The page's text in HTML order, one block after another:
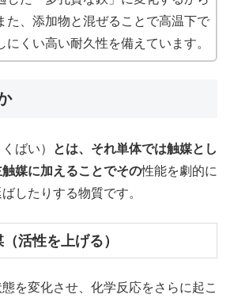
た、添加物と混ぜることで高温下で
にくい高い耐久性を備えています。
ばい）
とは、それ単体では触媒とし
媒に加えることでその性能を劇的に
したりする物質です。
活性を上げる）
を変化させ、化学反応をさらに起こ